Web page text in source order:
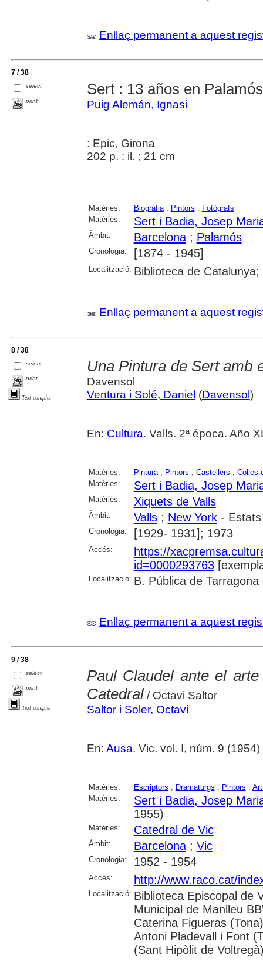
Enllaç permanent a aquest
7 / 38
select
print
Sert : 13 años en Palamós
Puig Alemán, Ignasi
: Epic, Girona
202 p. : il. ; 21 cm
Matèries: Biografia; Pintors ; Fotògrafs
Matèries:
Sert i Badia, Josep
Àmbit: Barcelona; Palamós
Cronologia: [1874 - 1945]
Localització: Biblioteca de
Enllaç permanent a aquest
8 / 38
select
print
Text complet
Una Pintura de Sert amb
Davensol
Ventura i Solé, Daniel (Davensol)
En: Cultura. Valls. 2ª época. Año
Matèries: Pintura; Pintors ; Castellers ; Colles
Matèries:
Sert i Badia, Josep
Matèries: Xiquets de Valls
Àmbit: Valls; New York- Estats
Cronologia: [1929- 1931]; 1973
Accés:
https://
id=0000293763
Localització: B. Pública de Tarragona
Enllaç permanent a aquest
9 / 38
select
print
Text complet
Paul Claudel ante el
Catedral/ Octavi Saltor
Saltor i Soler, Octavi
En: Ausa. Vic. vol. I, núm. 9
Matèries: Escriptors ; Dramaturgs ; Pintors ;
Matèries:
Sert i Badia, Josep
1955)
Matèries: Catedral de Vic
Àmbit: Barcelona; Vic
Cronologia: 1952 - 1954
Accés: http://www.raco.cat/
Localització: Biblioteca Episcopal de
Municipal de Manlleu
Caterina Figueras
Antoni Pladevall i Font
(Sant Hipòlit de